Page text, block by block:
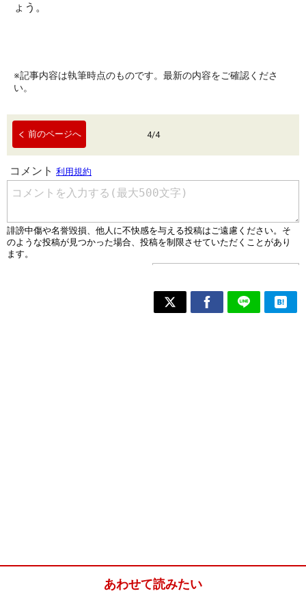
ょう。
※記事内容は執筆時点のものです。最新の内容をご確認くださ
い。
前のページへ 4/4
あわせて読みたい